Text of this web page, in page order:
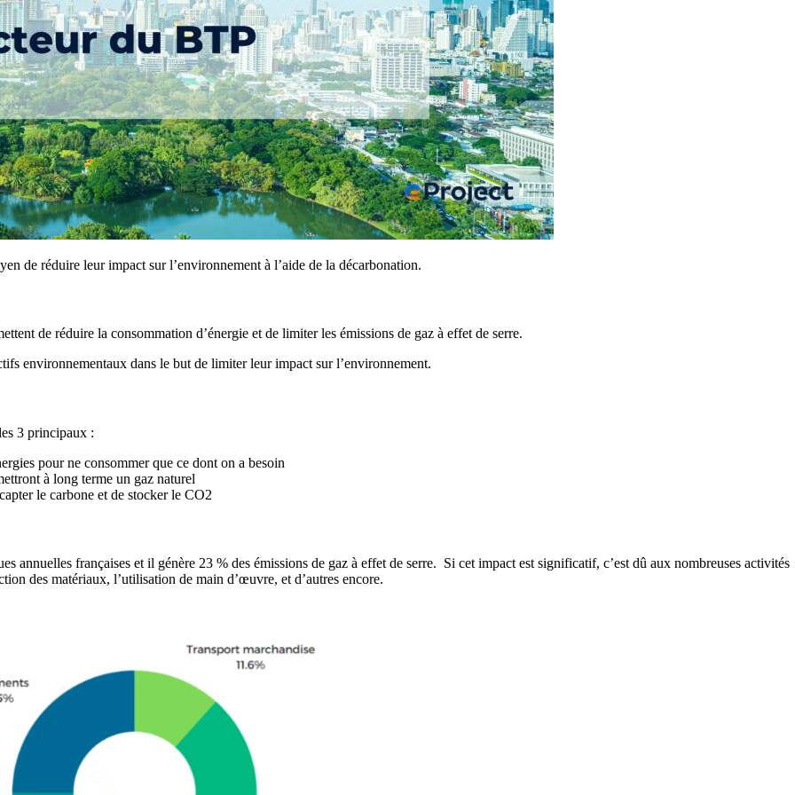
de réduire leur impact sur l’environnement à l’aide de la décarbonation.
de réduire la consommation d’énergie et de limiter les émissions de gaz à effet de serre.
environnementaux dans le but de limiter leur impact sur l’environnement.
3 principaux :
pour ne consommer que ce dont on a besoin
à long terme un gaz naturel
le carbone et de stocker le CO2
annuelles françaises et il génère 23 % des émissions de gaz à effet de serre. Si cet impact est significatif, c’est dû aux nombreuses activités
des matériaux, l’utilisation de main d’œuvre, et d’autres encore.